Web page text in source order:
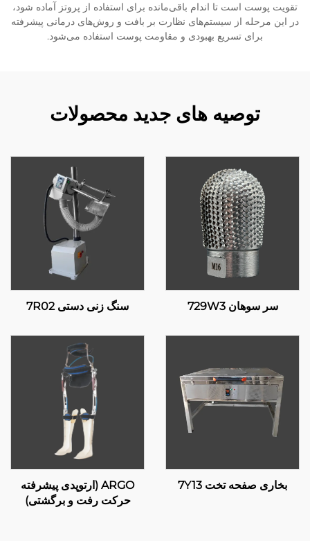
تقویت پوست است تا اندام باقی‌مانده برای استفاده از پروتز آماده شود،
در این مرحله از سیستم‌های نظارت بر بافت و روش‌های درمانی پیشرفته
برای تسریع بهبودی و مقاومت پوست استفاده می‌شود.
توصیه های جدید محصولات
سر سوهان 729W3 سنگ زنی دستی 7R02
بخاری صفحه تخت 7Y13
ARGO (ارتوپدی پیشرفته
حرکت رفت و برگشتی)